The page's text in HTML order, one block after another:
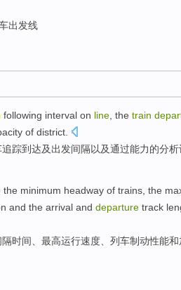
出发线
following interval on line , the train
of district.
追踪到达及出发间隔以及通过能力的分析
the minimum headway of trains the
and the arrival and departure track
时间、 最高运行速度 列车制动性能和